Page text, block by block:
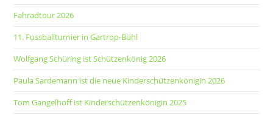
Fahradtour 2026
11. Fussballturnier in Gartrop-Bühl
Wolfgang Schüring ist Schützenkönig 2026
Paula Sardemann ist die neue Kinderschützenkönigin 2026
Tom Gangelhoff ist Kinderschützenkönigin 2025